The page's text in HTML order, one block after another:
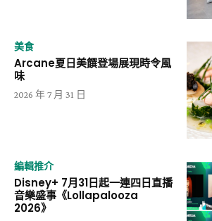
美食
Arcane夏日美饌登場展現時令風
味
2026 年 7 月 31 日
編輯推介
Disney+ 7月31日起一連四日直播
音樂盛事《Lollapalooza
2026》